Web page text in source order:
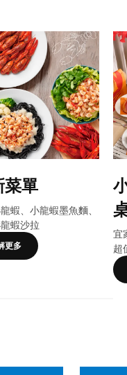
菜單
蝦、小龍蝦墨魚麵、
蝦沙拉
更多
宜
超